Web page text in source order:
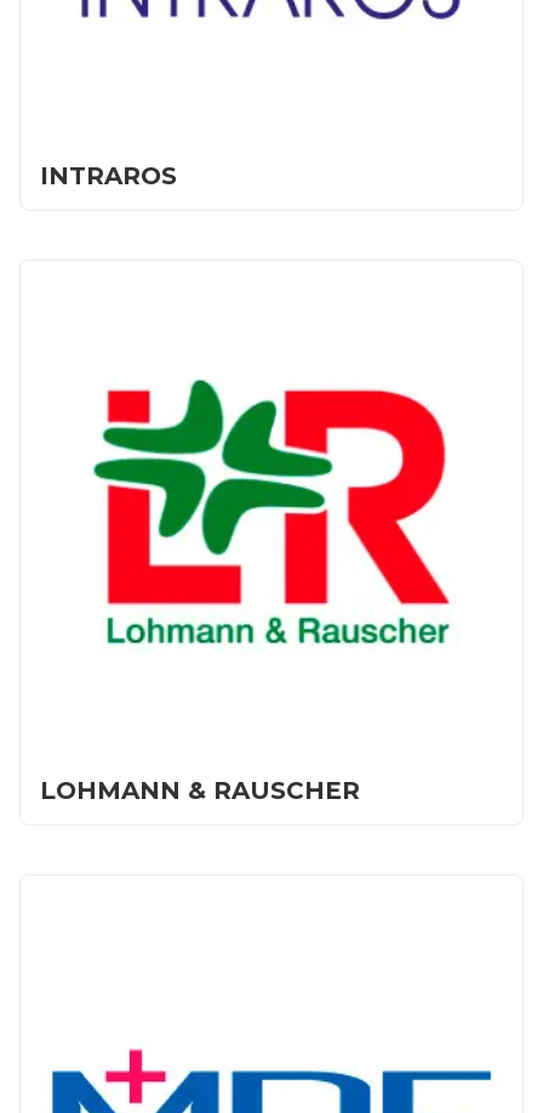
INTRAROS
LOHMANN & RAUSCHER